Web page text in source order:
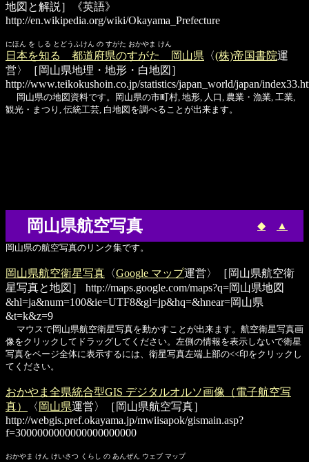
地図と解説］《英語》
http://en.wikipedia.org/wiki/Okayama_Prefecture
にほん を しる とどうふけん の すがた おかやま けん
日本を知る 都道府県のすがた 岡山県 〈(株)帝国書院運
営〉［岡山県地理・地形・白地図］
http://www.teikokushoin.co.jp/statistics/japan_world/japan/
岡山県の地図資料です。岡山県の市町村, 地形, 人口, 農業・漁業, 工業,
観光・まつり, 伝統工芸, 白地図を調べることが出来ます。
岡山県航空写真 ◆ ▲
岡山県の航空写真のリンク集です。
岡山県航空衛星写真 〈Google マップ運営〉［岡山県航空衛
星写真と地図］
http://maps.google.com/maps?q=岡山県地図
&hl=ja&num=100&ie=UTF8&gl=jp&hq=&hnear=岡山県
&t=k&z=9
マウスで岡山県航空衛星写真を動かすことが出来ます。航空衛星写真画
像をクリックしてドラッグしてください。左側の情報を表示しないで衛星
写真をページ全体に表示するには、衛星写真左端上部の<<印をクリックし
てください。
おかやま全県統合型GIS デジタルオルソ画像（電子航空写
真）
〈 岡山県運営〉［岡山県航空写真］
http://webgis.pref.okayama.jp/mwiisapok/gismain.asp?
f=3000000000000000000000
おかやま けん けいさつ くらし の あんぜん ウェブ マップ